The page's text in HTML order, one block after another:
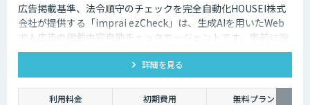
広告掲載基準、法令順守のチェックを完全自動化HOUSEI株式
会社が提供する「imprai ezCheck」は、生成AIを用いたWeb
求人広告の掲載内容自動チェックエージェントです。事前に設
定されたチェック条件に基づき、対象求人サイトを自動で巡回
し、結果レポートを送信します。詳細を見る
利用料金 初期費用
無料プラン